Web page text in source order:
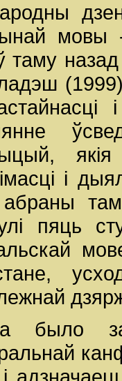
мовы
таму
і
пяць
было